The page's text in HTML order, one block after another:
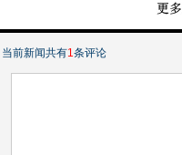
当前新闻共有1条评论